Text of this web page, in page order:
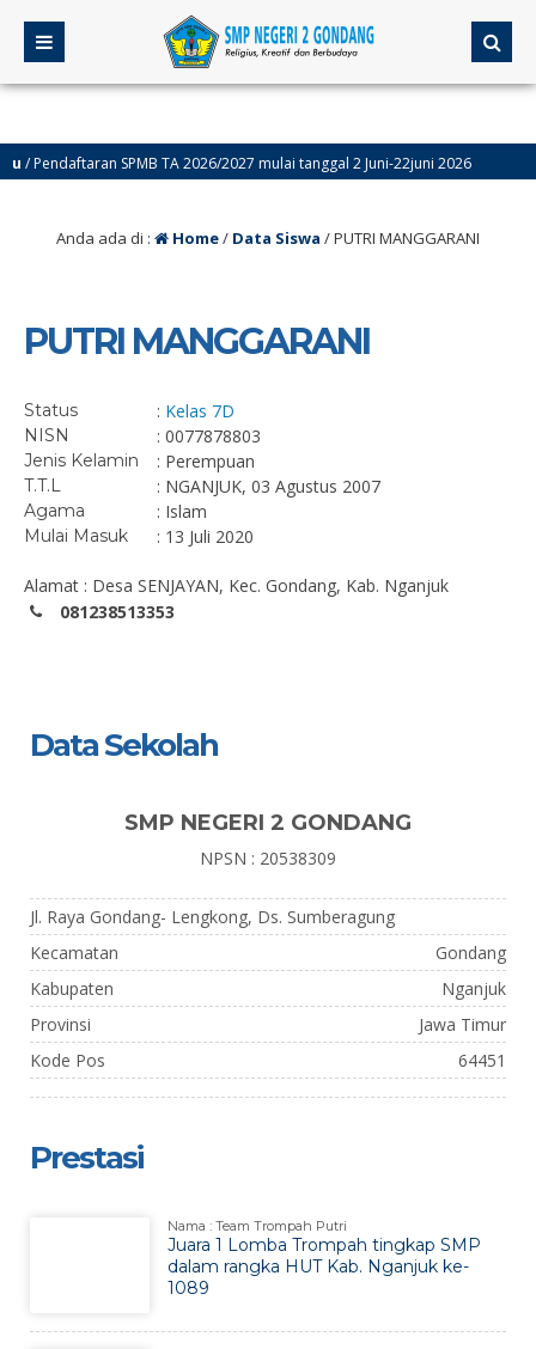
SPMB TA 2026/2027 mulai tanggal 2 Juni-22juni 2026
Sumatif akhir Semester Genap (ASAS) Kelas 9 Dilaksanakan
Anda ada di : Home/ Data Siswa /PUTRI MANGGARANI
PUTRI MANGGARANI
Status : Kelas 7D
NISN : 0077878803
Jenis Kelamin : Perempuan
T.T.L : NGANJUK, 03 Agustus 2007
Agama : Islam
Mulai Masuk : 13 Juli 2020
Alamat : Desa SENJAYAN, Kec. Gondang, Kab. Nganjuk
081238513353
Data Sekolah
SMP NEGERI 2 GONDANG
NPSN : 20538309
Jl. Raya Gondang- Lengkong, Ds. Sumberagung
Kecamatan
Gondang
Kabupaten
Nganjuk
Provinsi
Jawa Timur
Kode Pos
64451
Prestasi
Nama : Team Trompah Putri
Juara 1 Lomba Trompah tingkap SMP
dalam rangka HUT Kab. Nganjuk ke-
1089